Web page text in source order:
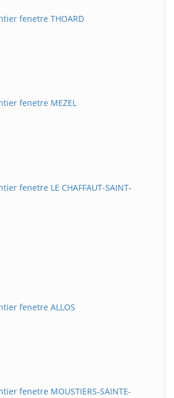
fenetre THOARD
fenetre MEZEL
fenetre LE CHAFFAUT-SAINT-
fenetre ALLOS
fenetre MOUSTIERS-SAINTE-